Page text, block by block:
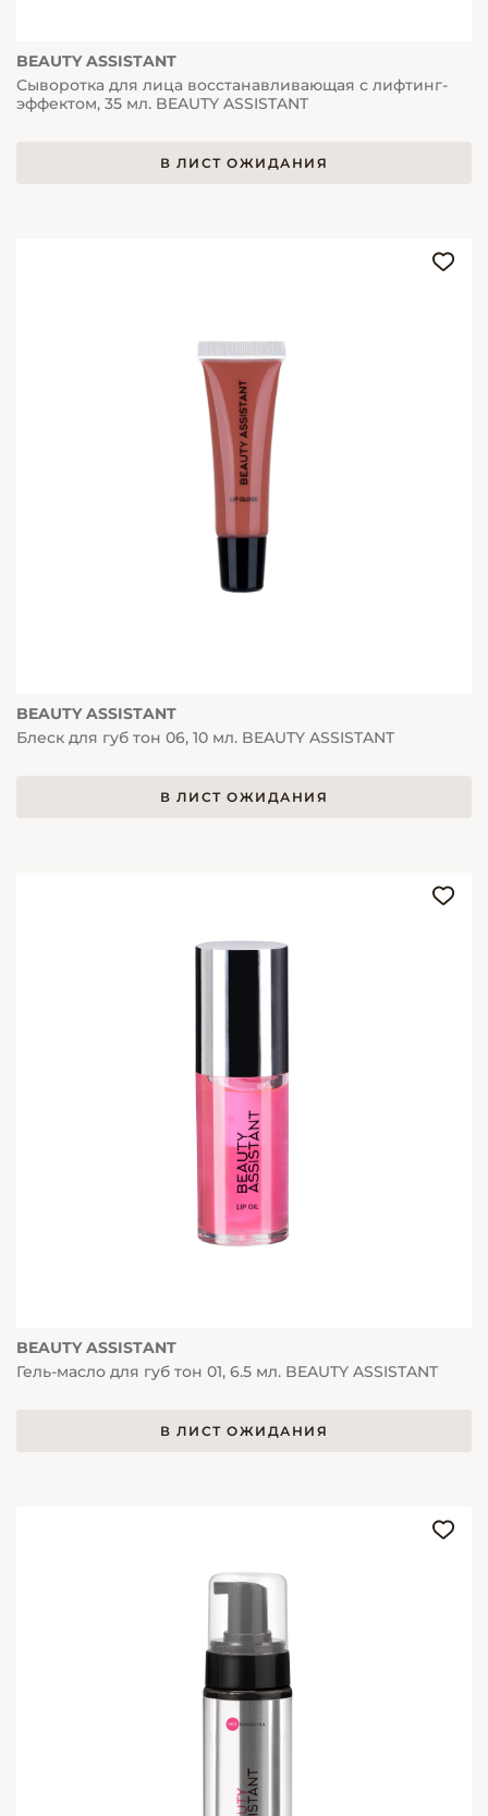
BEAUTY ASSISTANT
Сыворотка для лица восстанавливающая с лифтинг-
эффектом, 35 мл. BEAUTY ASSISTANT
В ЛИСТ ОЖИДАНИЯ
BEAUTY ASSISTANT
Блеск для губ тон 06, 10 мл. BEAUTY ASSISTANT
В ЛИСТ ОЖИДАНИЯ
BEAUTY ASSISTANT
Гель-масло для губ тон 01, 6.5 мл. BEAUTY ASSISTANT
В ЛИСТ ОЖИДАНИЯ